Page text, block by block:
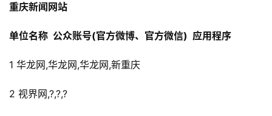
重庆新闻网站
单位名称  公众账号(官方微博、官方微信)  应用程序
1 华龙网,华龙网,华龙网,新重庆
2 视界网,?,?,?